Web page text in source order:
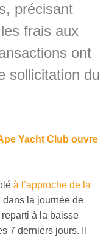
précisant
frais aux
ont
sollicitation du
Yacht Club ouvre
à l’approche de la
dans la journée de
à la baisse
7 derniers jours. Il